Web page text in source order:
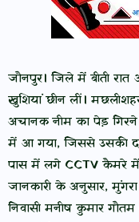
जौनपुर। जिले में बीती
खुशियां छीन लीं।
अचानक नीम का पेड़
में आ गया, जिससे उसकी
पास में लगे CCTV कैमरे
जानकारी के अनुसार, मुंगरा
निवासी मनीष कुमार